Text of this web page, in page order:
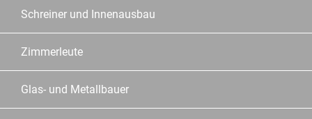
Schreiner und Innenausbau
Zimmerleute
Glas- und Metallbauer